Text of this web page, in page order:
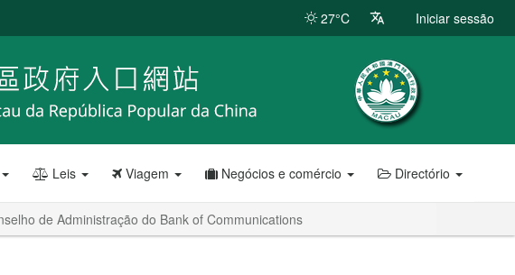
27°C Iniciar sessão
Leis Viagem Negócios e comércio Directório
de Administração do Bank of Communications